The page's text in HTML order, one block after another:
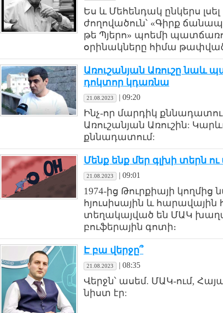
Ես և Մեհենդակ ընկերս
ժողովածուն՝ «Գիրք
թե Պյերո» պոեմի
օրինակները հիմա
Առուշանյան Առուշը նաև
դոկտոր կդառնա
21.08.2023 | 09:20
Ինչ-որ մարդիկ
Առուշանյան Առուշին:
քննադատում:
Մենք ենք մեր գլխի տերն
21.08.2023 | 09:01
1974-ից Թուրքիայի
հյուսիսային և
տեղակայված են ՄԱԿ
բուֆերային գոտի։
Է բա վերջը՞
21.08.2023 | 08:35
Վերջն՝ ասեմ. ՄԱԿ-ում,
նիստ էր: